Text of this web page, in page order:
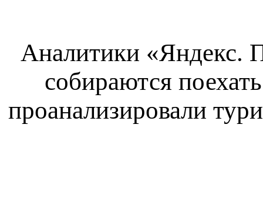
Аналитики «Яндекс.
собираются
проанализировали